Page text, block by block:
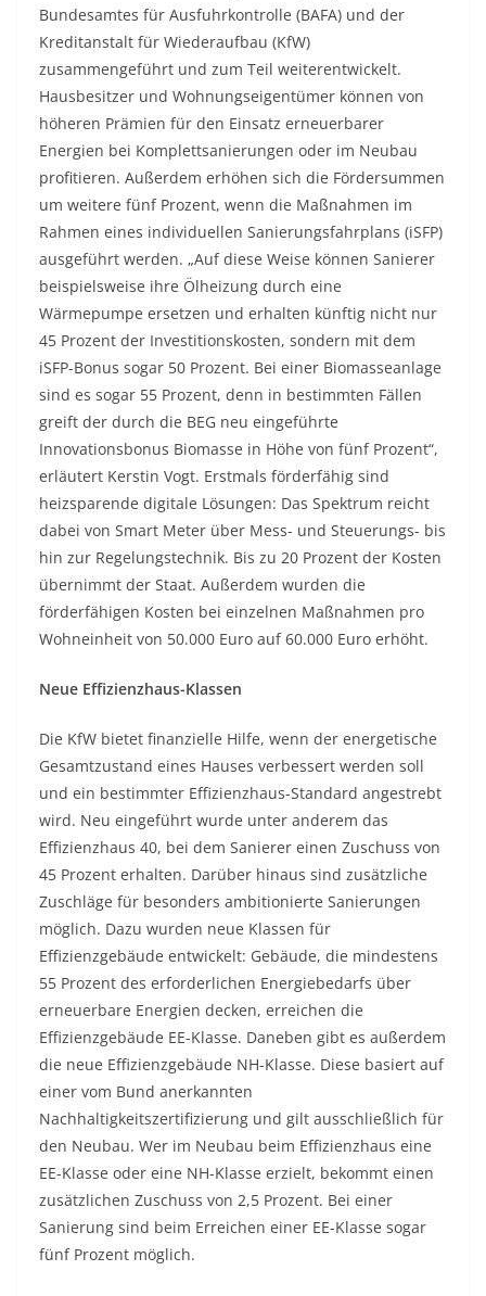
Bundesamtes für Ausfuhrkontrolle (BAFA) und der
Kreditanstalt für Wiederaufbau (KfW)
zusammengeführt und zum Teil weiterentwickelt.
Hausbesitzer und Wohnungseigentümer können von
höheren Prämien für den Einsatz erneuerbarer
Energien bei Komplettsanierungen oder im Neubau
profitieren. Außerdem erhöhen sich die Fördersummen
um weitere fünf Prozent, wenn die Maßnahmen im
Rahmen eines individuellen Sanierungsfahrplans (iSFP)
ausgeführt werden. „Auf diese Weise können Sanierer
beispielsweise ihre Ölheizung durch eine
Wärmepumpe ersetzen und erhalten künftig nicht nur
45 Prozent der Investitionskosten, sondern mit dem
iSFP-Bonus sogar 50 Prozent. Bei einer Biomasseanlage
sind es sogar 55 Prozent, denn in bestimmten Fällen
greift der durch die BEG neu eingeführte
Innovationsbonus Biomasse in Höhe von fünf Prozent“,
erläutert Kerstin Vogt. Erstmals förderfähig sind
heizsparende digitale Lösungen: Das Spektrum reicht
dabei von Smart Meter über Mess- und Steuerungs- bis
hin zur Regelungstechnik. Bis zu 20 Prozent der Kosten
übernimmt der Staat. Außerdem wurden die
förderfähigen Kosten bei einzelnen Maßnahmen pro
Wohneinheit von 50.000 Euro auf 60.000 Euro erhöht.
Neue Effizienzhaus-Klassen
Die KfW bietet finanzielle Hilfe, wenn der energetische
Gesamtzustand eines Hauses verbessert werden soll
und ein bestimmter Effizienzhaus-Standard angestrebt
wird. Neu eingeführt wurde unter anderem das
Effizienzhaus 40, bei dem Sanierer einen Zuschuss von
45 Prozent erhalten. Darüber hinaus sind zusätzliche
Zuschläge für besonders ambitionierte Sanierungen
möglich. Dazu wurden neue Klassen für
Effizienzgebäude entwickelt: Gebäude, die mindestens
55 Prozent des erforderlichen Energiebedarfs über
erneuerbare Energien decken, erreichen die
Effizienzgebäude EE-Klasse. Daneben gibt es außerdem
die neue Effizienzgebäude NH-Klasse. Diese basiert auf
einer vom Bund anerkannten
Nachhaltigkeitszertifizierung und gilt ausschließlich für
den Neubau. Wer im Neubau beim Effizienzhaus eine
EE-Klasse oder eine NH-Klasse erzielt, bekommt einen
zusätzlichen Zuschuss von 2,5 Prozent. Bei einer
Sanierung sind beim Erreichen einer EE-Klasse sogar
fünf Prozent möglich.